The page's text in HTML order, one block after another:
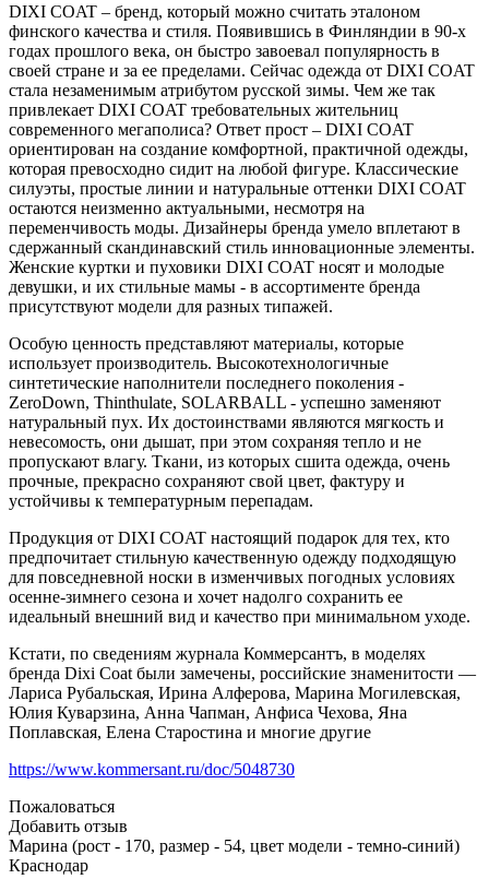
DIXI COAT – бренд, который можно считать эталоном
финского качества и стиля. Появившись в Финляндии в 90-х
годах прошлого века, он быстро завоевал популярность в
своей стране и за ее пределами. Сейчас одежда от DIXI COAT
стала незаменимым атрибутом русской зимы. Чем же так
привлекает DIXI COAT требовательных жительниц
современного мегаполиса? Ответ прост – DIXI COAT
ориентирован на создание комфортной, практичной одежды,
которая превосходно сидит на любой фигуре. Классические
силуэты, простые линии и натуральные оттенки DIXI COAT
остаются неизменно актуальными, несмотря на
переменчивость моды. Дизайнеры бренда умело вплетают в
сдержанный скандинавский стиль инновационные элементы.
Женские куртки и пуховики DIXI COAT носят и молодые
девушки, и их стильные мамы - в ассортименте бренда
присутствуют модели для разных типажей.
Особую ценность представляют материалы, которые
использует производитель. Высокотехнологичные
синтетические наполнители последнего поколения -
ZeroDown, Thinthulate, SOLARBALL - успешно заменяют
натуральный пух. Их достоинствами являются мягкость и
невесомость, они дышат, при этом сохраняя тепло и не
пропускают влагу. Ткани, из которых сшита одежда, очень
прочные, прекрасно сохраняют свой цвет, фактуру и
устойчивы к температурным перепадам.
Продукция от DIXI COAT настоящий подарок для тех, кто
предпочитает стильную качественную одежду подходящую
для повседневной носки в изменчивых погодных условиях
осенне-зимнего сезона и хочет надолго сохранить ее
идеальный внешний вид и качество при минимальном уходе.
Кстати, по сведениям журнала Коммерсантъ, в моделях
бренда Dixi Coat были замечены, российские знаменитости —
Лариса Рубальская, Ирина Алферова, Марина Могилевская,
Юлия Куварзина, Анна Чапман, Анфиса Чехова, Яна
Поплавская, Елена Старостина и многие другие
https://www.kommersant.ru/doc/5048730
Пожаловаться
Добавить отзыв
Марина (рост - 170, размер - 54, цвет модели - темно-синий)
Краснодар